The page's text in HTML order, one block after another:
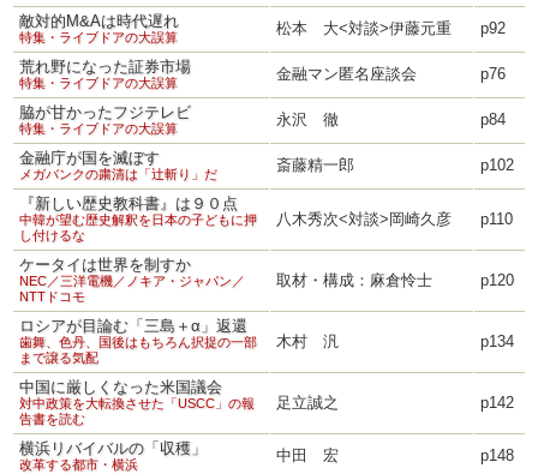
敵対的M&Aは時代遅れ
特集・ライブドアの大誤算 松本 大<対談>伊藤元重 p92
荒れ野になった証券市場
特集・ライブドアの大誤算 金融マン匿名座談会 p76
脇が甘かったフジテレビ
特集・ライブドアの大誤算 永沢 徹 p84
金融庁が国を滅ぼす
メガバンクの粛清は「辻斬り」だ 斎藤精一郎 p102
『新しい歴史教科書』は９０点
中韓が望む歴史解釈を日本の子どもに押
し付けるな
八木秀次<対談>岡崎久彦 p110
ケータイは世界を制すか
NEC／三洋電機／ノキア・ジャパン／
NTTドコモ
取材・構成：麻倉怜士 p120
ロシアが目論む「三島＋α」返還
歯舞、色丹、国後はもちろん択捉の一部
まで譲る気配
木村 汎 p134
中国に厳しくなった米国議会
対中政策を大転換させた「USCC」の報
告書を読む
足立誠之 p142
横浜リバイバルの「収穫」
改革する都市・横浜 中田 宏 p148